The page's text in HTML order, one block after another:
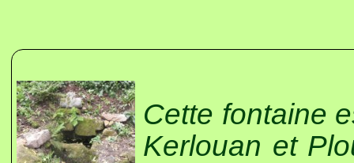
Cette fontaine
Kerlouan et